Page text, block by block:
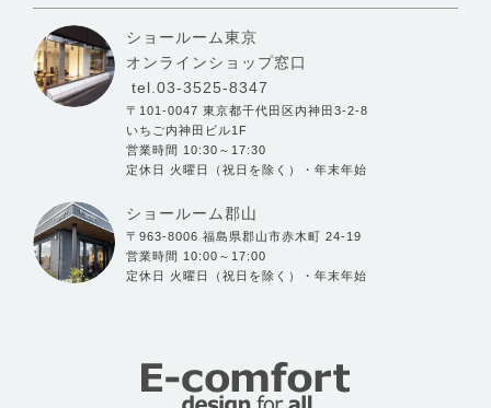
ショールーム東京
オンラインショップ窓口
tel.03-3525-8347
〒101-0047 東京都千代田区内神田3-2-8
いちご内神田ビル1F
営業時間 10:30～17:30
定休日 火曜日（祝日を除く）・年末年始
ショールーム郡山
〒963-8006 福島県郡山市赤木町 24-19
営業時間 10:00～17:00
定休日 火曜日（祝日を除く）・年末年始